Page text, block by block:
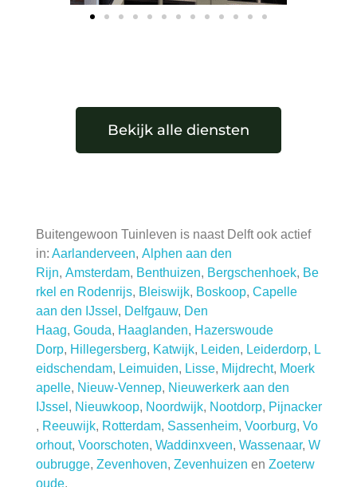
Bekijk alle diensten
Buitengewoon Tuinleven is naast Delft ook actief
in: Aarlanderveen, Alphen aan den
Rijn, Amsterdam, Benthuizen, Bergschenhoek, Be
rkel en Rodenrijs, Bleiswijk, Boskoop, Capelle
aan den IJssel , Delfgauw, Den
Haag, Gouda, Haaglanden, Hazerswoude
Dorp, Hillegersberg, Katwijk, Leiden, Leiderdorp, L
eidschendam, Leimuiden, Lisse, Mijdrecht, Moerk
apelle, Nieuw-Vennep, Nieuwerkerk aan den
IJssel , Nieuwkoop, Noordwijk, Nootdorp, Pijnacker
, Reeuwijk, Rotterdam, Sassenheim, Voorburg, Vo
orhout, Voorschoten, Waddinxveen, Wassenaar, W
oubrugge, Zevenhoven, Zevenhuizen en Zoeterw
oude.